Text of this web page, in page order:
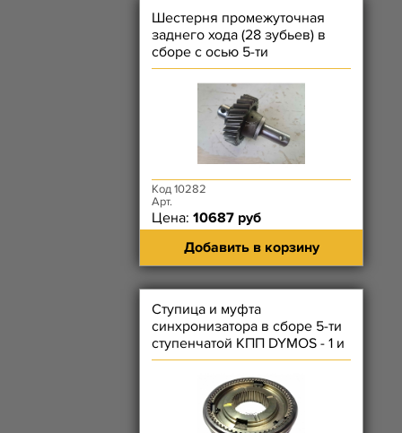
Шестерня промежуточная
заднего хода (28 зубьев) в
сборе с осью 5-ти
ступенчатой КПП DYMOS
Код 10282
Арт.
Цена: 10687 руб
Добавить в корзину
Ступица и муфта
синхронизатора в сборе 5-ти
ступенчатой КПП DYMOS - 1 и
2 передачи